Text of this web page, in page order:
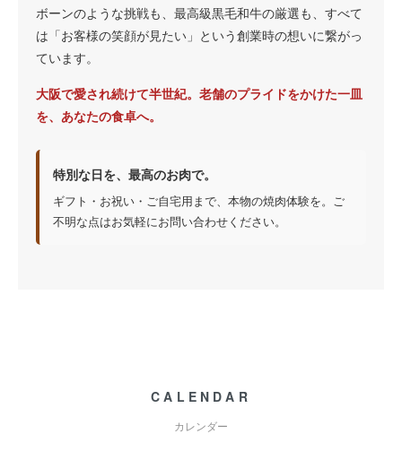
ボーンのような挑戦も、最高級黒毛和牛の厳選も、すべて
は「お客様の笑顔が見たい」という創業時の想いに繋がっ
ています。
大阪で愛され続けて半世紀。老舗のプライドをかけた一皿
を、あなたの食卓へ。
特別な日を、最高のお肉で。
ギフト・お祝い・ご自宅用まで、本物の焼肉体験を。ご
不明な点はお気軽にお問い合わせください。
CALENDAR
カレンダー